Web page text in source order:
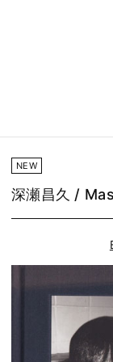
NEW
深瀬昌久 /